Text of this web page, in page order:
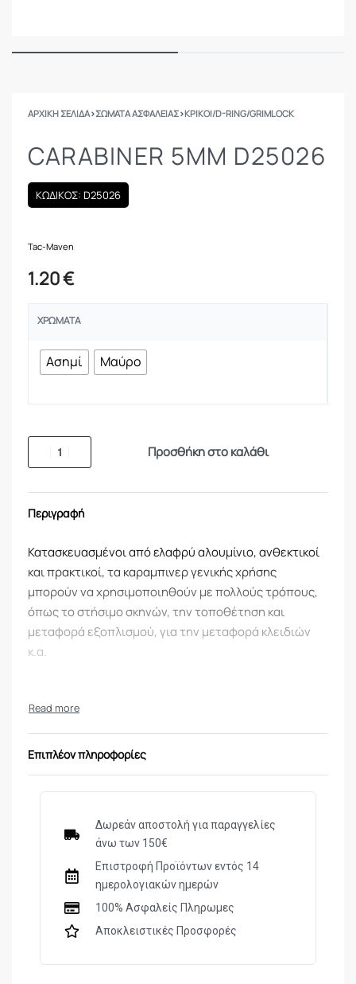
ΑΡΧΙΚΉ ΣΕΛΊΔΑ›ΣΩΜΑΤΑ ΑΣΦΑΛΕΙΑΣ›ΚΡΊΚΟΙ/D-RING/GRIMLOCK
CARABINER 5ΜΜ D25026
ΚΩΔΙΚΟΣ: D25026
Tac-Maven
1.20€
ΧΡΏΜΑΤΑ
Ασημί Μαύρο
Προσθήκη στο καλάθι
Περιγραφή
Κατασκευασμένοι από ελαφρύ αλουμίνιο, ανθεκτικοί
και πρακτικοί, τα καραμπινερ γενικής χρήσης
μπορούν να χρησιμοποιηθούν με πολλούς τρόπους,
όπως το στήσιμο σκηνών, την τοποθέτηση και
μεταφορά εξοπλισμού, για την μεταφορά κλειδιών
κ.α.
Κάθε καραμπινερ διαθέτει κρίκο γενικής χρήσης
Τιμή ανά τεμάχιο
Επιπλέον πληροφορίες
Δωρεάν αποστολή για παραγγελίες
άνω των 150€
Επιστροφή Προϊόντων εντός 14
ημερολογιακών ημερών
100% Ασφαλείς Πληρωμες
Αποκλειστικές Προσφορές